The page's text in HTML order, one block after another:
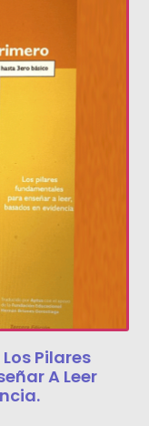
Pilares
A Leer